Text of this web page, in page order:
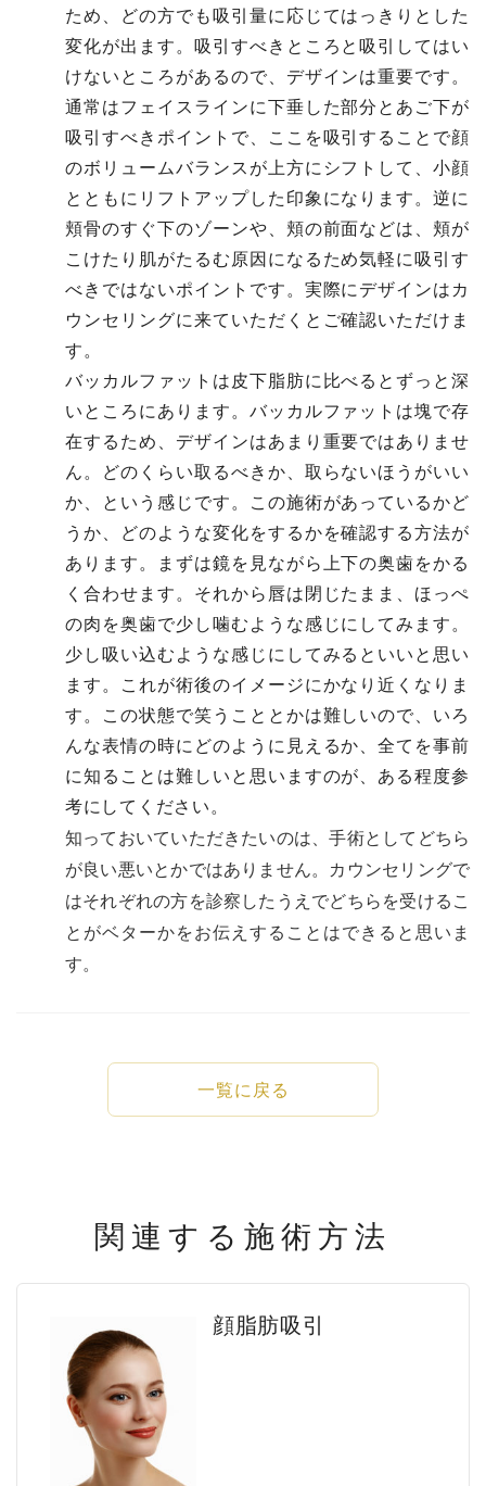
ため、どの方でも吸引量に応じてはっきりとした
変化が出ます。吸引すべきところと吸引してはい
けないところがあるので、デザインは重要です。
通常はフェイスラインに下垂した部分とあご下が
吸引すべきポイントで、ここを吸引することで顔
のボリュームバランスが上方にシフトして、小顔
とともにリフトアップした印象になります。逆に
頬骨のすぐ下のゾーンや、頬の前面などは、頬が
こけたり肌がたるむ原因になるため気軽に吸引す
べきではないポイントです。実際にデザインはカ
ウンセリングに来ていただくとご確認いただけま
す。
バッカルファットは皮下脂肪に比べるとずっと深
いところにあります。バッカルファットは塊で存
在するため、デザインはあまり重要ではありませ
ん。どのくらい取るべきか、取らないほうがいい
か、という感じです。この施術があっているかど
うか、どのような変化をするかを確認する方法が
あります。まずは鏡を見ながら上下の奥歯をかる
く合わせます。それから唇は閉じたまま、ほっぺ
の肉を奥歯で少し噛むような感じにしてみます。
少し吸い込むような感じにしてみるといいと思い
ます。これが術後のイメージにかなり近くなりま
す。この状態で笑うこととかは難しいので、いろ
んな表情の時にどのように見えるか、全てを事前
に知ることは難しいと思いますのが、ある程度参
考にしてください。
知っておいていただきたいのは、手術としてどちら
が良い悪いとかではありません。カウンセリングで
はそれぞれの方を診察したうえでどちらを受けるこ
とがベターかをお伝えすることはできると思いま
す。
一覧に戻る
関連する施術方法
顔脂肪吸引